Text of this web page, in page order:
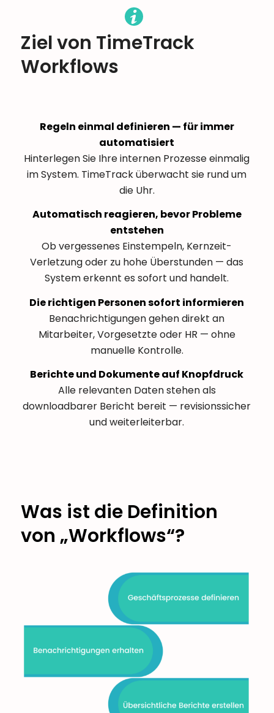
Ziel von TimeTrack
Workflows
Regeln einmal definieren — für immer
automatisiert
Hinterlegen Sie Ihre internen Prozesse einmalig
im System. TimeTrack überwacht sie rund um
die Uhr.
Automatisch reagieren, bevor Probleme
entstehen
Ob vergessenes Einstempeln, Kernzeit-
Verletzung oder zu hohe Überstunden — das
System erkennt es sofort und handelt.
Die richtigen Personen sofort informieren
Benachrichtigungen gehen direkt an
Mitarbeiter, Vorgesetzte oder HR — ohne
manuelle Kontrolle.
Berichte und Dokumente auf Knopfdruck
Alle relevanten Daten stehen als
downloadbarer Bericht bereit — revisionssicher
und weiterleiterbar.
Was ist die Definition
von „Workflows“?